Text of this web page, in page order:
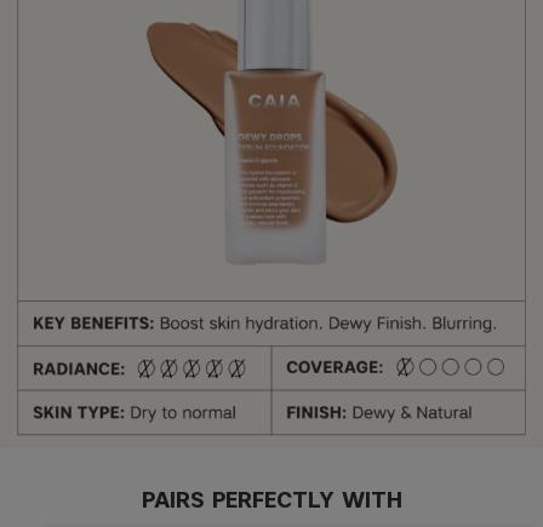
PAIRS PERFECTLY WITH